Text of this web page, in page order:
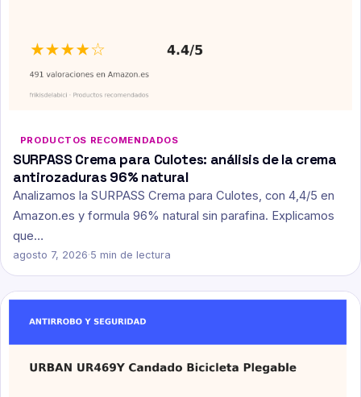
PRODUCTOS RECOMENDADOS
SURPASS Crema para Culotes: análisis de la crema
antirozaduras 96% natural
Analizamos la SURPASS Crema para Culotes, con 4,4/5 en
Amazon.es y formula 96% natural sin parafina. Explicamos
que…
agosto 7, 2026·5 min de lectura